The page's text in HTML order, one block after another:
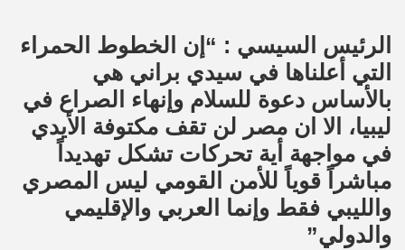
الرئيس السيسي : “إن الخطوط الحمراء
التي أعلناها في سيدي براني هي
بالأساس دعوة للسلام وإنهاء الصراع في
ليبيا، الا ان مصر لن تقف مكتوفة الأيدي
في مواجهة أية تحركات تشكل تهديداً
مباشراً قوياً للأمن القومي ليس المصري
والليبي فقط وإنما العربي والإقليمي
والدولي”